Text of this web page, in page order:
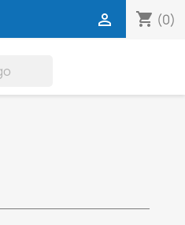
shopping_cart (0)
